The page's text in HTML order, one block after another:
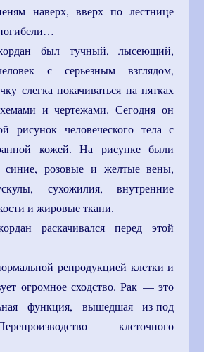
наверх, вверх по лестнице
был тучный, лысеющий,
с серьезным взглядом,
слегка покачиваться на пятках
и чертежами. Сегодня он
рисунок человеческого тела с
кожей. На рисунке были
синие, розовые и желтые вены,
сухожилия, внутренние
и жировые ткани.
раскачивался перед этой
репродукцией клетки и
огромное сходство. Рак — это
функция, вышедшая из-под
клеточного